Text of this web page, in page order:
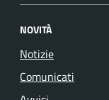
NOVITÀ
Notizie
Comunicati